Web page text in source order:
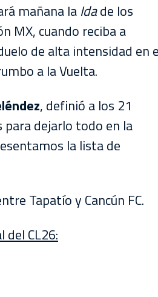
mañana la Idade los
MX, cuando reciba a
de alta intensidad en
a la Vuelta.
, definió a los 21
dejarlo todo en la
la lista de
Tapatío y Cancún FC.
CL26: